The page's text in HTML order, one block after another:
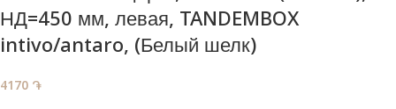
НД=450 мм, левая, TANDEMBOX
intivo/antaro, (Белый шелк)
4170 ֏